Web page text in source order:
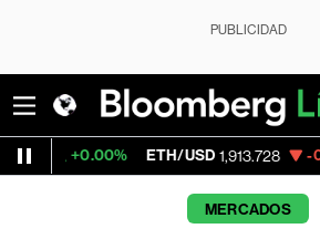
PUBLICIDAD
ETH/USD 1,913.728 -0.01% Visa
MERCADOS